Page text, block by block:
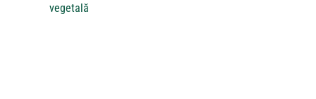
vegetală